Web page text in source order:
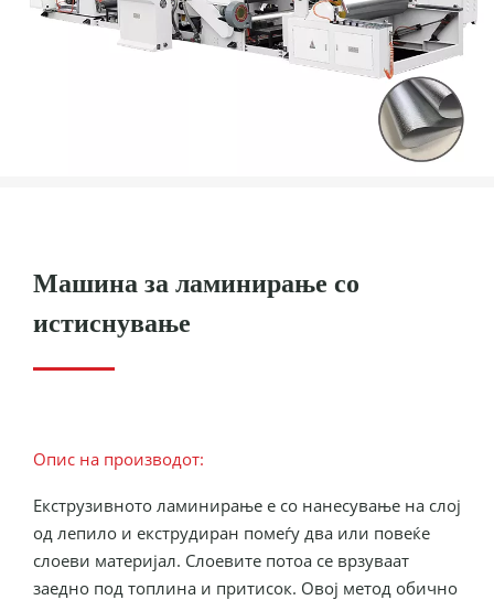
Машина за ламинирање со
истиснување
Опис на производот:
Екструзивното ламинирање е со нанесување на слој
од лепило и екструдиран помеѓу два или повеќе
слоеви материјал. Слоевите потоа се врзуваат
заедно под топлина и притисок. Овој метод обично